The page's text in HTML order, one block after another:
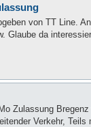
von TT Line.
Glaube da
Zulassung
Verkehr,